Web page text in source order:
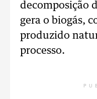
decomposição
gera o biogás,
produzido
processo.